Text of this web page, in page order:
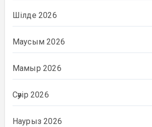
Шілде 2026
Маусым 2026
Мамыр 2026
Сәуір 2026
Наурыз 2026